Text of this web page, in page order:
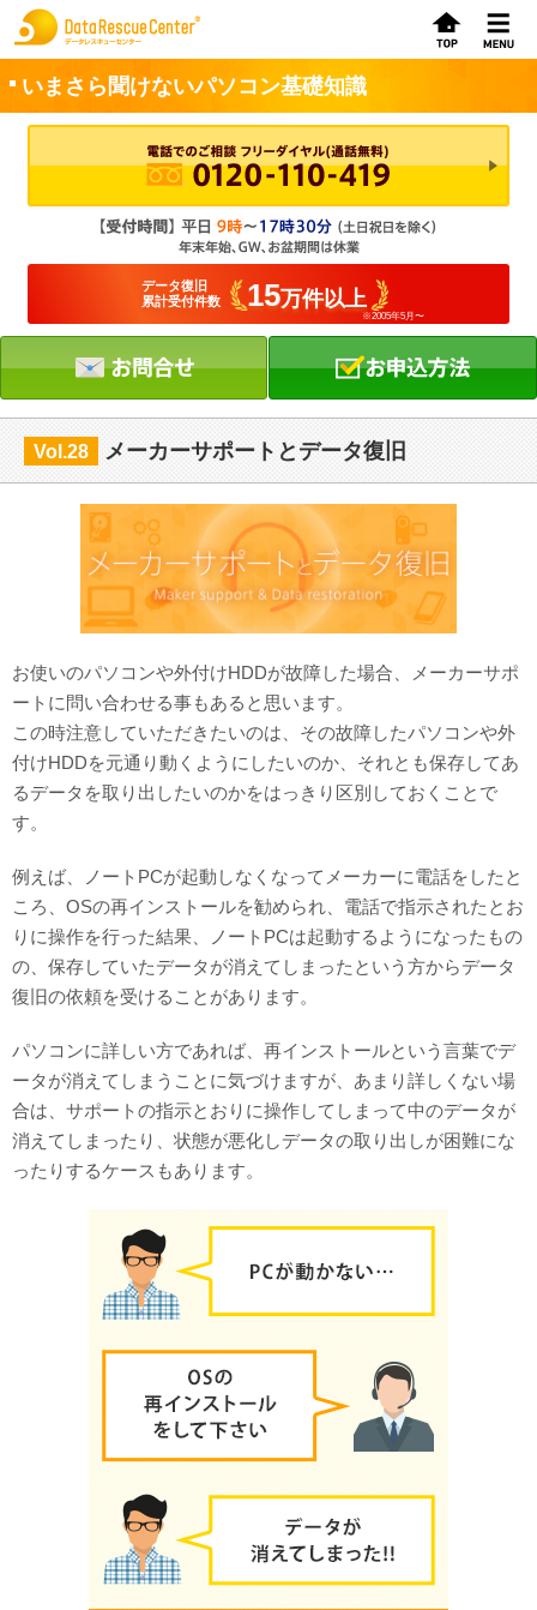
いまさら聞けないパソコン基礎知識
データ復旧
累計受付件数
15万件以上
※2005年5月〜
Vol.28 メーカーサポートとデータ復旧
お使いのパソコンや外付けHDDが故障した場合、メーカーサポ
ートに問い合わせる事もあると思います。
この時注意していただきたいのは、その故障したパソコンや外
付けHDDを元通り動くようにしたいのか、それとも保存してあ
るデータを取り出したいのかをはっきり区別しておくことで
す。
例えば、ノートPCが起動しなくなってメーカーに電話をしたと
ころ、OSの再インストールを勧められ、電話で指示されたとお
りに操作を行った結果、ノートPCは起動するようになったもの
の、保存していたデータが消えてしまったという方からデータ
復旧の依頼を受けることがあります。
パソコンに詳しい方であれば、再インストールという言葉でデ
ータが消えてしまうことに気づけますが、あまり詳しくない場
合は、サポートの指示とおりに操作してしまって中のデータが
消えてしまったり、状態が悪化しデータの取り出しが困難にな
ったりするケースもあります。
お申込方法
お問合せ
初めてのお客さまへ
サービスの流れ
データレスキューセンターの特徴
データ復旧料金
お客さまの声
対応メディア
よくあるご質問
データ復旧特集
データ復旧のウソ？ホント？
プライバシーマーク認定
特定商取引法に基づく表記
会社案内・会社概要